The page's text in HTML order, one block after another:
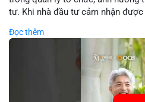
tư. Khi nhà đầu tư cảm nhận
các công ty blockchain và tiền
tin này giúp giảm rủi ro thị
đẩy sự phát triển bền vững của
nhà quản lý cần khai thác tinh
phát triển bền vững và thu hút
Đọc thêm